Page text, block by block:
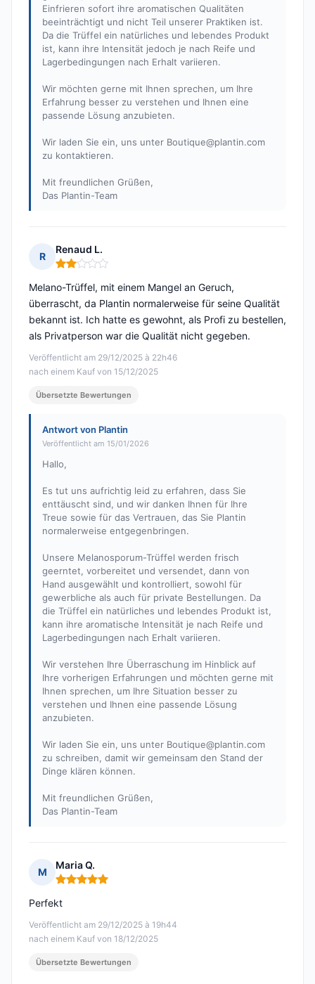
Einfrieren sofort ihre aromatischen Qualitäten
beeinträchtigt und nicht Teil unserer Praktiken ist.
Da die Trüffel ein natürliches und lebendes Produkt
ist, kann ihre Intensität jedoch je nach Reife und
Lagerbedingungen nach Erhalt variieren.
Wir möchten gerne mit Ihnen sprechen, um Ihre
Erfahrung besser zu verstehen und Ihnen eine
passende Lösung anzubieten.
Wir laden Sie ein, uns unter Boutique@plantin.com
zu kontaktieren.
Mit freundlichen Grüßen,
Das Plantin-Team
R
Renaud L.
Hinweis: 2 von 5
Veröffentlicht am 29/12/2025 à 22h46
nach einem Kauf von 15/12/2025
Melano-Trüffel, mit einem Mangel an Geruch,
überrascht, da Plantin normalerweise für seine Qualität
bekannt ist. Ich hatte es gewohnt, als Profi zu bestellen,
als Privatperson war die Qualität nicht gegeben.
Übersetzte Bewertungen
Antwort von Plantin
Veröffentlicht am 15/01/2026
Hallo,
Es tut uns aufrichtig leid zu erfahren, dass Sie
enttäuscht sind, und wir danken Ihnen für Ihre
Treue sowie für das Vertrauen, das Sie Plantin
normalerweise entgegenbringen.
Unsere Melanosporum-Trüffel werden frisch
geerntet, vorbereitet und versendet, dann von
Hand ausgewählt und kontrolliert, sowohl für
gewerbliche als auch für private Bestellungen. Da
die Trüffel ein natürliches und lebendes Produkt ist,
kann ihre aromatische Intensität je nach Reife und
Lagerbedingungen nach Erhalt variieren.
Wir verstehen Ihre Überraschung im Hinblick auf
Ihre vorherigen Erfahrungen und möchten gerne mit
Ihnen sprechen, um Ihre Situation besser zu
verstehen und Ihnen eine passende Lösung
anzubieten.
Wir laden Sie ein, uns unter Boutique@plantin.com
zu schreiben, damit wir gemeinsam den Stand der
Dinge klären können.
Mit freundlichen Grüßen,
Das Plantin-Team
M
Maria Q.
Hinweis: 5 von 5
Veröffentlicht am 29/12/2025 à 19h44
nach einem Kauf von 18/12/2025
Perfekt
Übersetzte Bewertungen